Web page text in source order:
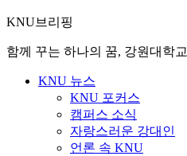
KNU브리핑
함께 꾸는 하나의 꿈, 강원대학교
KNU 뉴스
KNU 포커스
캠퍼스 소식
자랑스러운 강대인
언론 속 KNU